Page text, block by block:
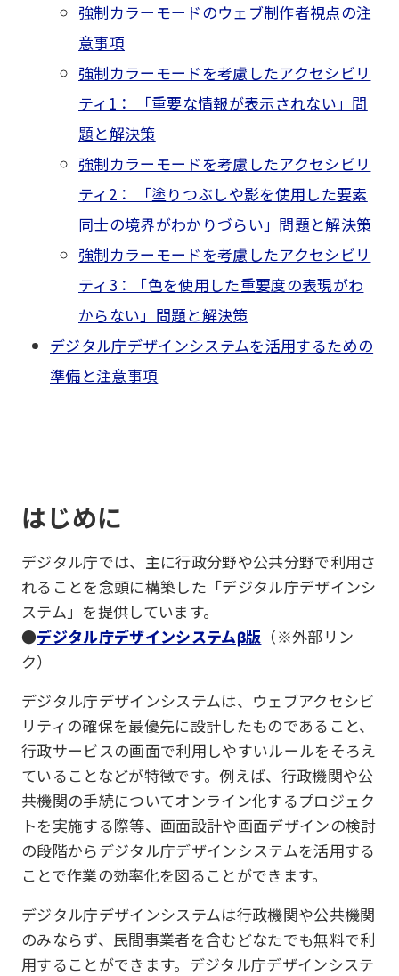
強制カラーモードのウェブ制作者視点の注
意事項
強制カラーモードを考慮したアクセシビリ
ティ1： 「重要な情報が表示されない」問
題と解決策
強制カラーモードを考慮したアクセシビリ
ティ2： 「塗りつぶしや影を使用した要素
同士の境界がわかりづらい」問題と解決策
強制カラーモードを考慮したアクセシビリ
ティ3：「色を使用した重要度の表現がわ
からない」問題と解決策
デジタル庁デザインシステムを活用するための
準備と注意事項
はじめに
デジタル庁では、主に行政分野や公共分野で利用さ
れることを念頭に構築した「デジタル庁デザインシ
ステム」を提供しています。
●デジタル庁デザインシステムβ版 （※外部リン
ク）
デジタル庁デザインシステムは、ウェブアクセシビ
リティの確保を最優先に設計したものであること、
行政サービスの画面で利用しやすいルールをそろえ
ていることなどが特徴です。例えば、行政機関や公
共機関の手続についてオンライン化するプロジェク
トを実施する際等、画面設計や画面デザインの検討
の段階からデジタル庁デザインシステムを活用する
ことで作業の効率化を図ることができます。
デジタル庁デザインシステムは行政機関や公共機関
のみならず、民間事業者を含むどなたでも無料で利
用することができます。デジタル庁デザインシステ